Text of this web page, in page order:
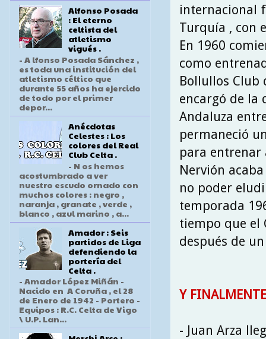
internacional
Turquía , con
En 1960
como
Bollullos Club
encargó de la
Andaluza
permaneció
para entrenar
Nervión
no poder
temporada
tiempo que el
después de
Y
- Juan Arza
Alfonso Posada
: El eterno
celtista del
atletismo
vigués .
- A lfonso Posada Sánchez ,
es toda una institución del
atletismo céltico que
durante 55 años ha ejercido
de todo por el primer
depor...
Anécdotas
Celestes : Los
colores del Real
Club Celta .
- N os hemos
acostumbrado a ver
nuestro escudo ornado con
muchos colores : negro ,
naranja , granate , verde ,
blanco , azul marino , a...
Amador : Seis
partidos de Liga
defendiendo la
portería del
Celta .
- Amador López Miñán -
Nacido en A Coruña , el 28
de Enero de 1942 - Portero -
Equipos : R.C. Celta de Vigo
\ U.P. Lan...